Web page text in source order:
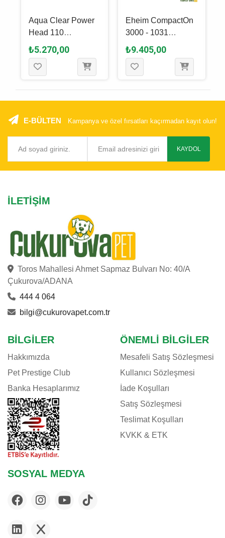
Aqua Clear Power
Head 110
Akvaryum Kafa &
Sump Motoru
₺5.270,00
Eheim CompactOn
3000 - 1031
Akvaryum Kafa &
Sump Motoru
₺9.405,00
E-BÜLTEN Kampanya ve özel fırsatları kaçırmadan kayıt olun!
KAYDOL
İLETIŞIM
Toros Mahallesi Ahmet Sapmaz Bulvarı No: 40/A
Çukurova/ADANA
444 4 064
bilgi@cukurovapet.com.tr
BILGILER
Hakkımızda
Pet Prestige Club
Banka Hesaplarımız
ÖNEMLI BILGILER
Mesafeli Satış Sözleşmesi
Kullanıcı Sözleşmesi
İade Koşulları
Satış Sözleşmesi
Teslimat Koşulları
KVKK & ETK
SOSYAL MEDYA